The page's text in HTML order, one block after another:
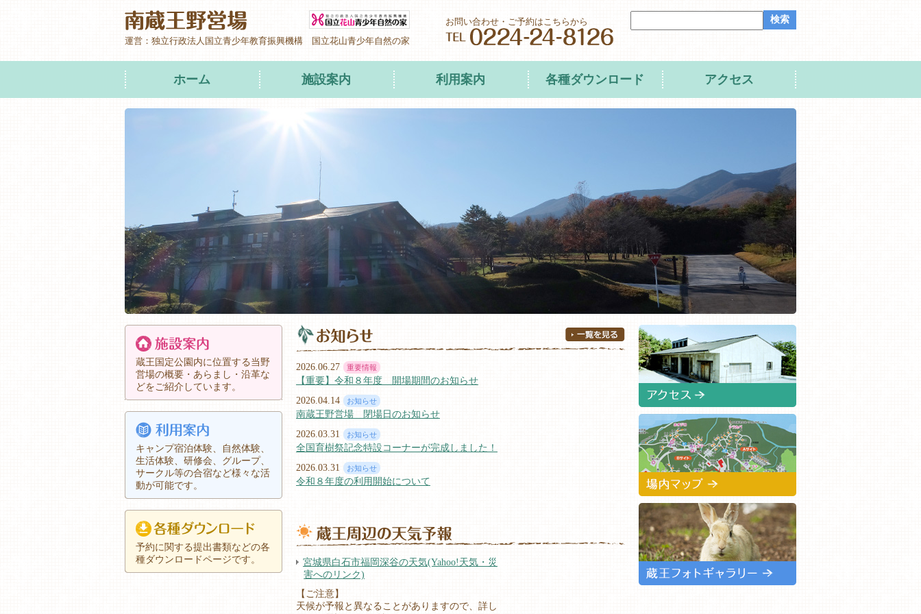
運営：独立行政法人国立青少年教育振興機構 国立花山青少年自然の家
お問い合わせ・ご予約はこちらから
イ
ホーム 施設案内 利用案内 各種ダウンロード アクセス
2026.06.27 重要情報
【重要】令和８年度 開場期間のお知らせ
2026.04.14
お知らせ
南蔵王野営場 閉場日のお知らせ
2026.03.31
お知らせ
全国育樹祭記念特設コーナーが完成しました！
2026.03.31
お知らせ
令和８年度の利用開始について
2025.05.22
お知らせ
南蔵王野営場 5月および6月の休館のお知らせ
2025.04.02
お知らせ
ペット同伴での利用について
2024.12.16
重要情報
宮城県白石市福岡深谷の天気(Yahoo!天気・災
害へのリンク)
【ご注意】
天候が予報と異なることがありますので、詳し
蔵王国定公園内に位置する当野
営場の概要・あらまし・沿革な
どをご紹介しています。
キャンプ宿泊体験、自然体験、
生活体験、研修会、グループ、
サークル等の合宿など様々な活
動が可能です。
予約に関する提出書類などの各
種ダウンロードページです。